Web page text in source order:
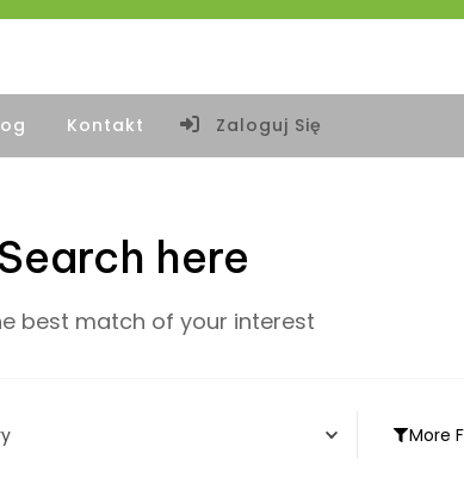
Kontakt Zaloguj Się
here
best match of your interest
More